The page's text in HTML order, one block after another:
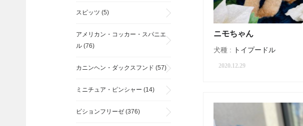
ニモちゃん
犬種 : トイプードル
2020.12.29
スピッツ (5)
アメリカン・コッカー・スパニエ
ル (76)
カニンヘン・ダックスフンド (57)
ミニチュア・ピンシャー (14)
ビションフリーゼ (376)